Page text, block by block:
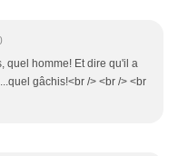
quel homme! Et dire qu'il a
gâchis!<br /> <br /> <br